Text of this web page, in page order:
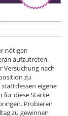
nötigen
aufzutreten.
Versuchung nach
zu
stattdessen eigene
für diese Stärke
Probieren
zu gewinnen